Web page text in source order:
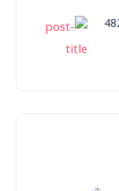
بالأقصر بـ 482